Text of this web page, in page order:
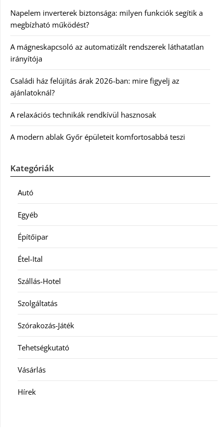
Napelem inverterek biztonsága: milyen funkciók segítik a
megbízható működést?
A mágneskapcsoló az automatizált rendszerek láthatatlan
irányítója
Családi ház felújítás árak 2026-ban: mire figyelj az
ajánlatoknál?
A relaxációs technikák rendkívül hasznosak
A modern ablak Győr épületeit komfortosabbá teszi
Kategóriák
Autó
Egyéb
Építőipar
Étel-Ital
Szállás-Hotel
Szolgáltatás
Szórakozás-Játék
Tehetségkutató
Vásárlás
Hírek